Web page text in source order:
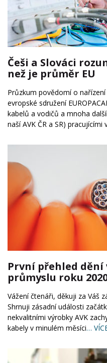
Češi a Slováci
než je průměr EU
Průzkum povědomí o nařízení
evropské sdružení
kabelů a vodičů a mnoha
naší AVK ČR a SR) pracujícími
První přehled dění
průmyslu roku
Vážení čtenáři, děkuji za Váš
Shrnuji zásadní události
nekvalitními výrobky AVK
kabely v minulém měsíci…